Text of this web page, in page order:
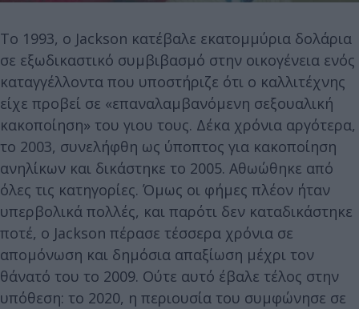
Το 1993, ο Jackson κατέβαλε εκατομμύρια δολάρια
σε εξωδικαστικό συμβιβασμό στην οικογένεια ενός
καταγγέλλοντα που υποστήριζε ότι ο καλλιτέχνης
είχε προβεί σε «επαναλαμβανόμενη σεξουαλική
κακοποίηση» του γιου τους. Δέκα χρόνια αργότερα,
το 2003, συνελήφθη ως ύποπτος για κακοποίηση
ανηλίκων και δικάστηκε το 2005. Αθωώθηκε από
όλες τις κατηγορίες. Όμως οι φήμες πλέον ήταν
υπερβολικά πολλές, και παρότι δεν καταδικάστηκε
ποτέ, ο Jackson πέρασε τέσσερα χρόνια σε
απομόνωση και δημόσια απαξίωση μέχρι τον
θάνατό του το 2009. Ούτε αυτό έβαλε τέλος στην
υπόθεση: το 2020, η περιουσία του συμφώνησε σε